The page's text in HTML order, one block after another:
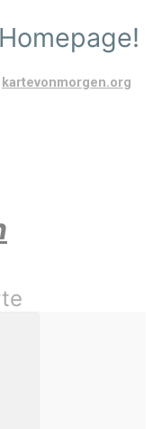
kartevonmorgen.org